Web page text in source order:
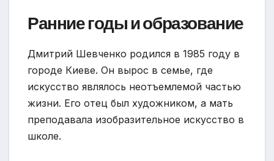
Ранние годы и образование
Дмитрий Шевченко родился в 1985 году в
городе Киеве. Он вырос в семье, где
искусство являлось неотъемлемой частью
жизни. Его отец был художником, а мать
преподавала изобразительное искусство в
школе.